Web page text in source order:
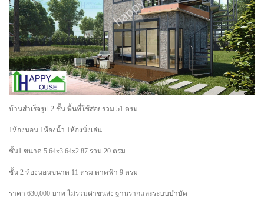
บ้านสำเร็จรูป 2 ชั้น พื้นที่ใช้สอยรวม 51 ตรม.
1ห้องนอน 1ห้องน้ำ 1ห้องนั่งเล่น
ชั้น1 ขนาด 5.64x3.64x2.87 รวม 20 ตรม.
ชั้น 2 ห้องนอนขนาด 11 ตรม ดาดฟ้า 9 ตรม
ราคา 630,000 บาท ไม่รวมค่าขนส่ง ฐานรากและระบบบำบัด